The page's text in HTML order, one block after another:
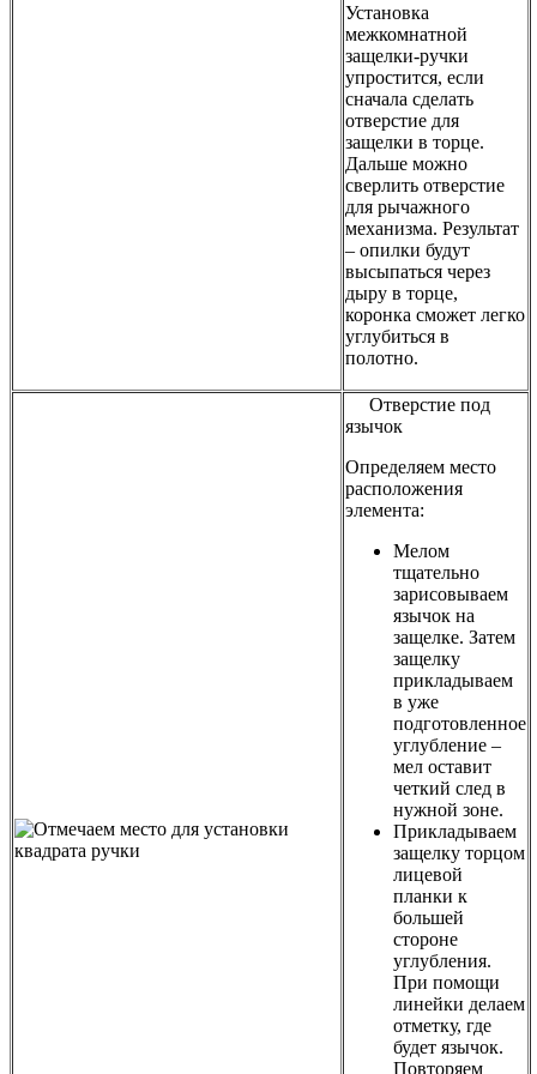
Установка
межкомнатной
защелки-ручки
упростится, если
сначала сделать
отверстие для
защелки в торце.
Дальше можно
сверлить отверстие
для рычажного
механизма. Результат
– опилки будут
высыпаться через
дыру в торце,
коронка сможет легко
углубиться в
полотно.
Отверстие под
язычок
Определяем место
расположения
элемента:
Мелом
тщательно
зарисовываем
язычок на
защелке. Затем
защелку
прикладываем
в уже
подготовленное
углубление –
мел оставит
четкий след в
нужной зоне.
Прикладываем
защелку торцом
лицевой
планки к
большей
стороне
углубления.
При помощи
линейки делаем
отметку, где
будет язычок.
Повторяем